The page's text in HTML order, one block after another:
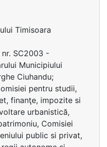
Timisoara
SC2003 -
Municipiului
Ciuhandu;
pentru studii,
finanţe, impozite si
urbanistică,
Comisiei
public si privat,